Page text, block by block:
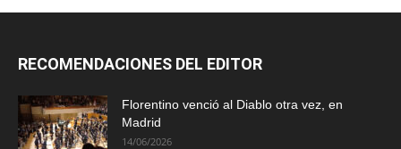
RECOMENDACIONES DEL EDITOR
Florentino venció al Diablo otra vez, en
Madrid
14/06/2026